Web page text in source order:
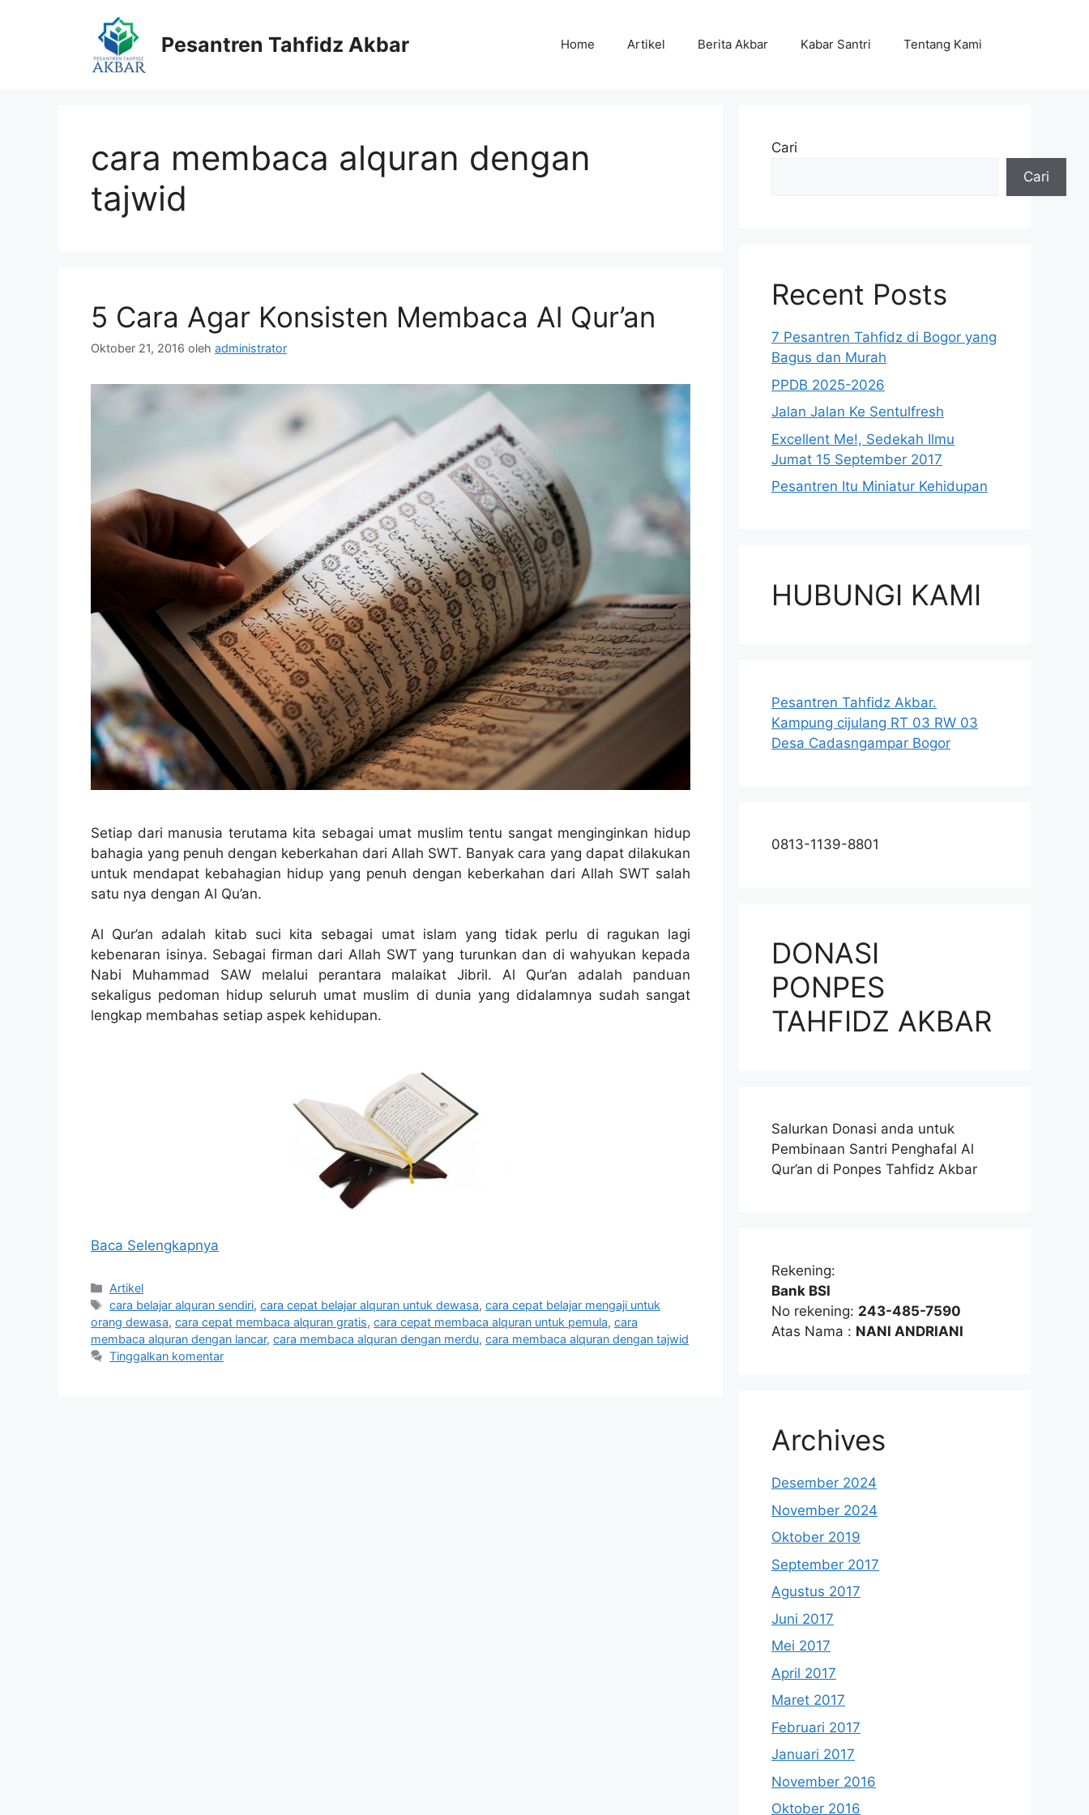
Pesantren Tahfidz Akbar Home Artikel Berita Akbar Kabar Santri Tentang Kami
cara membaca alquran dengan
tajwid
5 Cara Agar Konsisten Membaca Al Qur’an
Oktober 21, 2016 oleh administrator
Setiap dari manusia terutama kita sebagai umat muslim tentu sangat menginginkan hidup
bahagia yang penuh dengan keberkahan dari Allah SWT. Banyak cara yang dapat dilakukan
untuk mendapat kebahagian hidup yang penuh dengan keberkahan dari Allah SWT salah
satu nya dengan Al Qu’an.
Al Qur’an adalah kitab suci kita sebagai umat islam yang tidak perlu di ragukan lagi
kebenaran isinya. Sebagai firman dari Allah SWT yang turunkan dan di wahyukan kepada
Nabi Muhammad SAW melalui perantara malaikat Jibril. Al Qur’an adalah panduan
sekaligus pedoman hidup seluruh umat muslim di dunia yang didalamnya sudah sangat
lengkap membahas setiap aspek kehidupan.
Baca Selengkapnya
Kategori
Artikel
Tag
cara belajar alquran sendiri,cara cepat belajar alquran untuk dewasa,cara cepat belajar mengaji untuk
orang dewasa, cara cepat membaca alquran gratis, cara cepat membaca alquran untuk pemula, cara
membaca alquran dengan lancar, cara membaca alquran dengan merdu, cara membaca alquran dengan tajwid
Tinggalkan komentar
Cari
Cari
Recent Posts
7 Pesantren Tahfidz di Bogor yang
Bagus dan Murah
PPDB 2025-2026
Jalan Jalan Ke Sentulfresh
Excellent Me!, Sedekah Ilmu
Jumat 15 September 2017
Pesantren Itu Miniatur Kehidupan
HUBUNGI KAMI
Pesantren Tahfidz Akbar.
Kampung cijulang RT 03 RW 03
Desa Cadasngampar Bogor
0813-1139-8801
DONASI
PONPES
TAHFIDZ AKBAR
Salurkan Donasi anda untuk
Pembinaan Santri Penghafal Al
Qur’an di Ponpes Tahfidz Akbar
Rekening:
Bank BSI
No rekening: 243-485-7590
Atas Nama : NANI ANDRIANI
Archives
Desember 2024
November 2024
Oktober 2019
September 2017
Agustus 2017
Juni 2017
Mei 2017
April 2017
Maret 2017
Februari 2017
Januari 2017
November 2016
Oktober 2016